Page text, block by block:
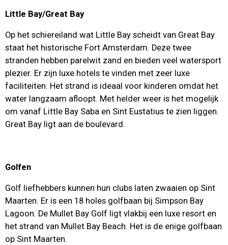
Little Bay/Great Bay
Op het schiereiland wat Little Bay scheidt van Great Bay
staat het historische Fort Amsterdam. Deze twee
stranden hebben parelwit zand en bieden veel watersport
plezier. Er zijn luxe hotels te vinden met zeer luxe
faciliteiten. Het strand is ideaal voor kinderen omdat het
water langzaam afloopt. Met helder weer is het mogelijk
om vanaf Little Bay Saba en Sint Eustatius te zien liggen.
Great Bay ligt aan de boulevard.
Golfen
Golf liefhebbers kunnen hun clubs laten zwaaien op Sint
Maarten. Er is een 18 holes golfbaan bij Simpson Bay
Lagoon. De Mullet Bay Golf ligt vlakbij een luxe resort en
het strand van Mullet Bay Beach. Het is de enige golfbaan
op Sint Maarten.